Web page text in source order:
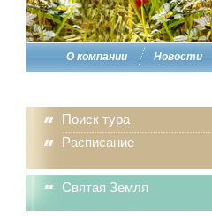
О компании Новости
Поиск тура
Расписание
Святая Земля